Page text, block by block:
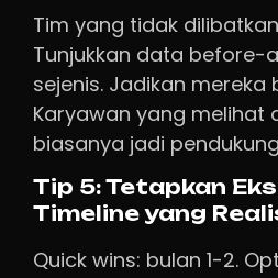
Tim yang tidak
Tunjukkan data before-
sejenis. Jadikan mereka
Karyawan yang melihat
biasanya jadi
Tip 5: Tetapkan
Timeline yang
Quick wins: bulan 1-2.